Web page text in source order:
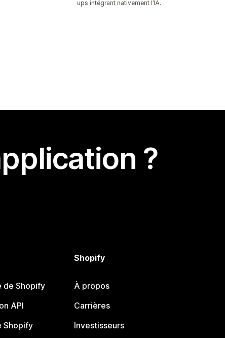
ups intégrant nativement l’IA.
?
de Shopify
API
Shopify
Shopify
À propos
Carrières
Investisseurs